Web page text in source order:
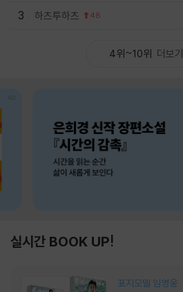
3 하츠투하츠 48
4위~10위 더보기
실시간 BOOK UP!
표지모델 임영웅